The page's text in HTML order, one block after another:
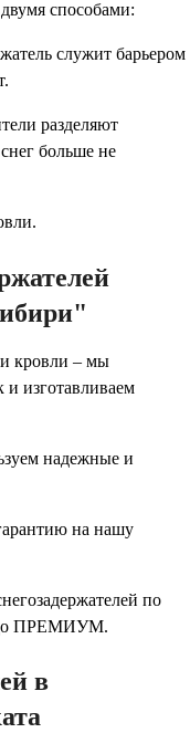
способами:
служит барьером
разделяют
больше не
кровли – мы
и изготавливаем
надежные и
на нашу
по
ПРЕМИУМ.
в